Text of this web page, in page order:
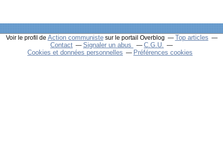
Voir le profil de Action communistesur le portail Overblog
Top articles
Contact
Signaler un abus
C.G.U.
Cookies et données personnelles
Préférences cookies